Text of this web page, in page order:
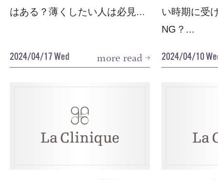
はある？薄くしたい人は必見...
2024/04/17 Wed more read
い時期に受
NG？...
2024/04/10